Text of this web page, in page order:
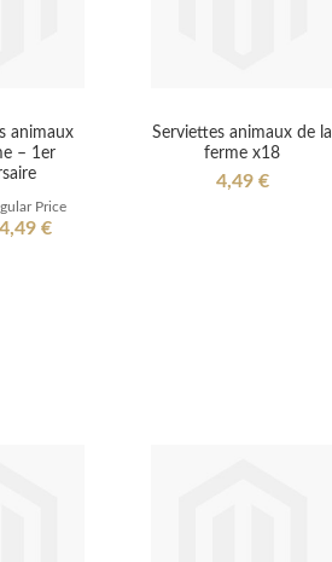
animaux
– 1er
Price
4,49 €
Serviettes animaux de la
ferme x18
4,49 €